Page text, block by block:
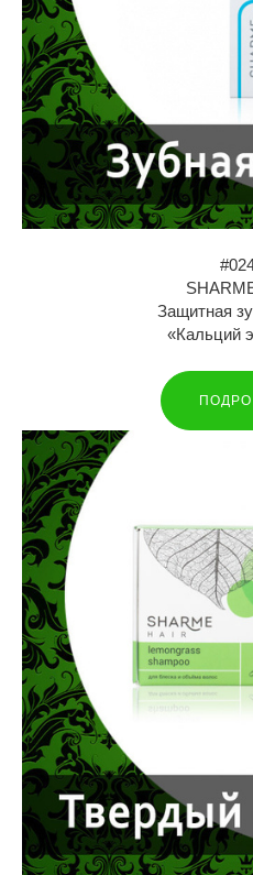
Защитная
«Кальций